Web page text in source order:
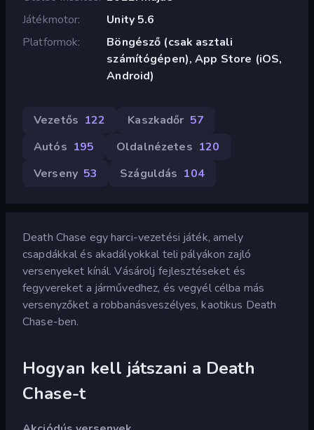
Játékmotor
Unity 5.6
Platformok
Böngésző (csak asztali
számítógépen), App Store (iOS,
Android)
Vezetős 122 Kaszkadőr 57
Autós 195 Oldalnézetes 120
Verseny 53 Száguldás 104
Death Chase egy harci-vezetési játék, amely
csapdákkal és akadályokkal teli pályákon zajló
versenyeket kínál. Vásárolj fejlesztéseket és
fegyvereket a járművedhez, és vegyél célba más
versenyzőket a robbanásveszélyes, kaotikus Death
Chase-ben.
Hogyan kell játszani a Death
Chase-t